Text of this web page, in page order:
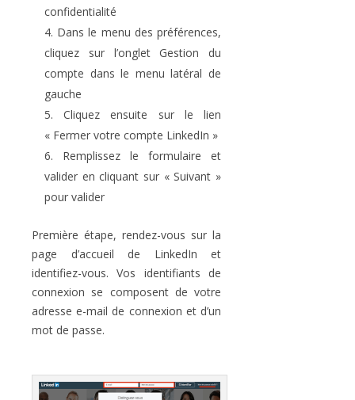
confidentialité
Dans le menu des préférences,
cliquez sur l’onglet Gestion du
compte dans le menu latéral de
gauche
Cliquez ensuite sur le lien
« Fermer votre compte LinkedIn »
Remplissez le formulaire et
valider en cliquant sur « Suivant »
pour valider
Première étape, rendez-vous sur la
page d’accueil de LinkedIn et
identifiez-vous. Vos identifiants de
connexion se composent de votre
adresse e-mail de connexion et d’un
mot de passe.